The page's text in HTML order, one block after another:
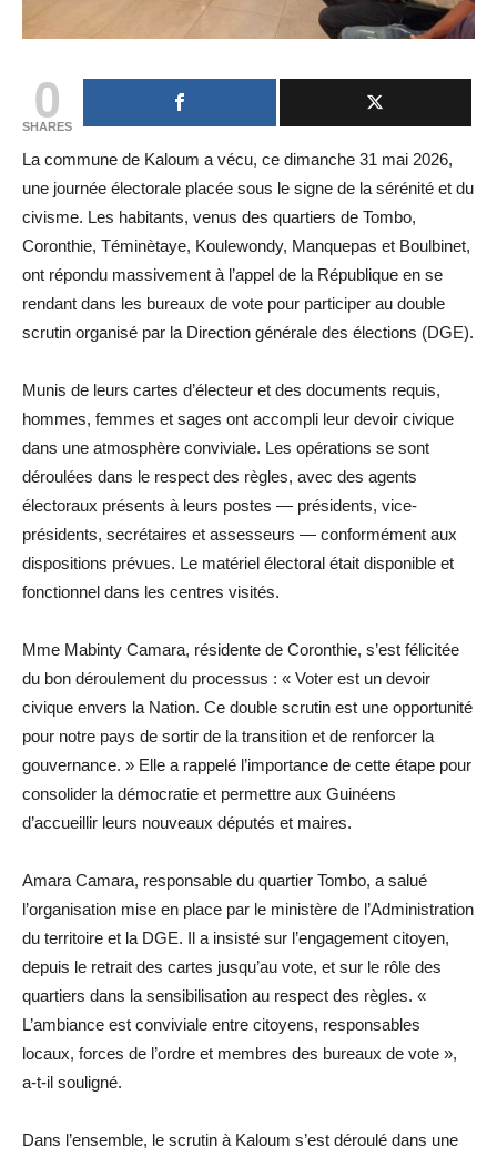
0
SHARES
La commune de Kaloum a vécu, ce dimanche 31 mai 2026,
une journée électorale placée sous le signe de la sérénité et du
civisme. Les habitants, venus des quartiers de Tombo,
Coronthie, Téminètaye, Koulewondy, Manquepas et Boulbinet,
ont répondu massivement à l’appel de la République en se
rendant dans les bureaux de vote pour participer au double
scrutin organisé par la Direction générale des élections (DGE).
Munis de leurs cartes d’électeur et des documents requis,
hommes, femmes et sages ont accompli leur devoir civique
dans une atmosphère conviviale. Les opérations se sont
déroulées dans le respect des règles, avec des agents
électoraux présents à leurs postes — présidents, vice-
présidents, secrétaires et assesseurs — conformément aux
dispositions prévues. Le matériel électoral était disponible et
fonctionnel dans les centres visités.
Mme Mabinty Camara, résidente de Coronthie, s’est félicitée
du bon déroulement du processus : « Voter est un devoir
civique envers la Nation. Ce double scrutin est une opportunité
pour notre pays de sortir de la transition et de renforcer la
gouvernance. » Elle a rappelé l’importance de cette étape pour
consolider la démocratie et permettre aux Guinéens
d’accueillir leurs nouveaux députés et maires.
Amara Camara, responsable du quartier Tombo, a salué
l’organisation mise en place par le ministère de l’Administration
du territoire et la DGE. Il a insisté sur l’engagement citoyen,
depuis le retrait des cartes jusqu’au vote, et sur le rôle des
quartiers dans la sensibilisation au respect des règles. «
L’ambiance est conviviale entre citoyens, responsables
locaux, forces de l’ordre et membres des bureaux de vote »,
a-t-il souligné.
Dans l’ensemble, le scrutin à Kaloum s’est déroulé dans une